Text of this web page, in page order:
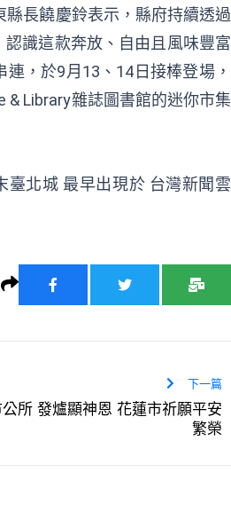
長饒慶鈴表示，縣府持續透過
識這款奔放、自由且風味豐富
，於9月13、14日接棒登場，
Library雜誌圖書館的迷你市集
臺北城 最早出現於 台灣新聞雲
下一篇
所 發爐顯神恩 花蓮市祈願平安
繁榮